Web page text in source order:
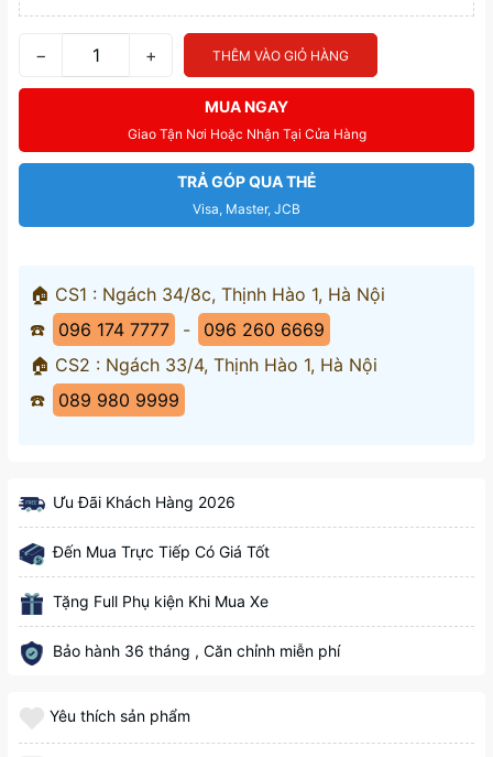
− + THÊM VÀO GIỎ HÀNG
MUA NGAY
Giao Tận Nơi Hoặc Nhận Tại Cửa Hàng
TRẢ GÓP QUA THẺ
Visa, Master, JCB
🏠 CS1 : Ngách 34/8c, Thịnh Hào 1, Hà Nội
☎️
096 174 7777 -
096 260 6669
🏠 CS2 : Ngách 33/4, Thịnh Hào 1, Hà Nội
☎️
089 980 9999
Ưu Đãi Khách Hàng 2026
Đến Mua Trực Tiếp Có Giá Tốt
Tặng Full Phụ kiện Khi Mua Xe
Bảo hành 36 tháng , Căn chỉnh miễn phí
Yêu thích sản phẩm